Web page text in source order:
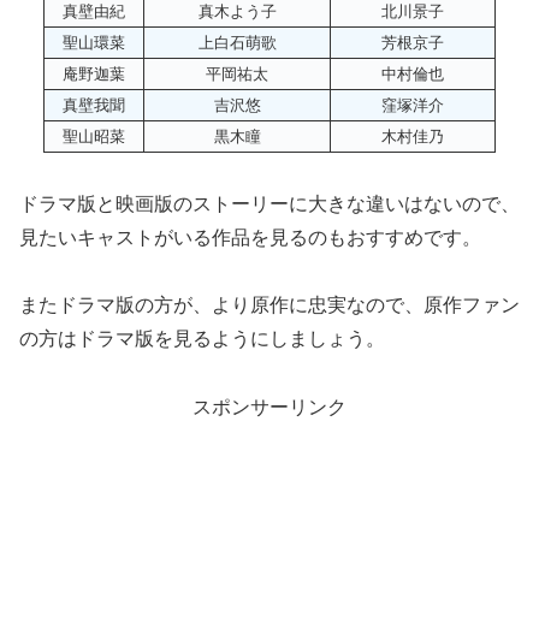
真壁由紀 真木よう子
北川景子
聖山環菜
上白石萌歌
芳根京子
庵野迦葉
平岡祐太
中村倫也
真壁我聞
吉沢悠
窪塚洋介
聖山昭菜
黒木瞳 木村佳乃
ドラマ版と映画版のストーリーに大きな違いはないので、
見たいキャストがいる作品を見るのもおすすめです。
またドラマ版の方が、より原作に忠実なので、原作ファン
の方はドラマ版を見るようにしましょう。
スポンサーリンク